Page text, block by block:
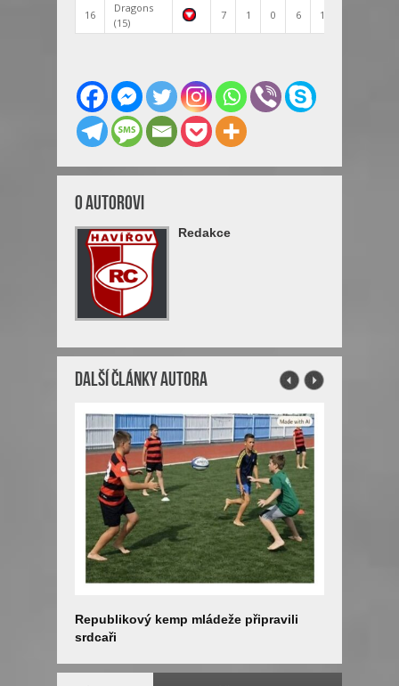
16
Dragons
(15)
7 1 0 6 108:239
O Autorovi
Redakce
Další články autora
Republikový kemp mládeže připravili
srdcaři